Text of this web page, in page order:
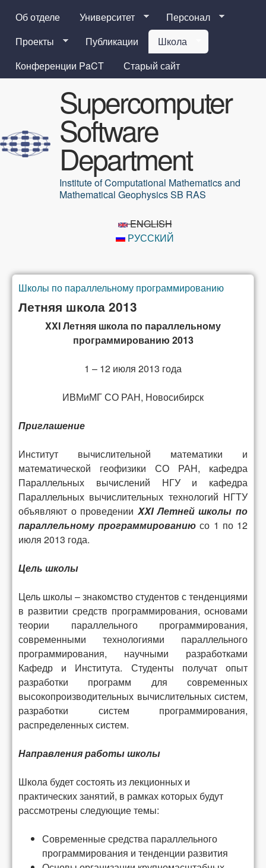
содержанию
Об отделе Университет
Персонал
Проекты
Публикации
Школа
Конференции PaCT
Старый сайт
Supercomputer
Software
Department
Institute of Computational Mathematics and
Mathematical Geophysics SB RAS
ENGLISH
РУССКИЙ
Вы здесь
Школы по параллельному программированию
Летняя школа 2013
XXI Летняя школа по параллельному
программированию 2013
1 – 12 июля 2013 года
ИВМиМГ СО РАН, Новосибирск
Приглашение
Институт вычислительной математики и
математической геофизики СО РАН, кафедра
Параллельных вычислений НГУ и кафедра
Параллельных вычислительных технологий НГТУ
объявляют о проведении XXI Летней школы по
параллельному программированию со 1 по 12
июля 2013 года.
Цель школы
Цель школы – знакомство студентов с тенденциями
в развитии средств программирования, основами
теории параллельного программирования,
современными технологиями параллельного
программирования, научными разработками
Кафедр и Института. Студенты получат опыт
разработки программ для современных
высокопроизводительных вычислительных систем,
разработки систем программирования,
распределенных систем.
Направления работы школы
Школа будет состоять из лекционных и
практических занятий, в рамках которых будут
рассмотрены следующие темы:
Современные средства параллельного
программирования и тенденции развития